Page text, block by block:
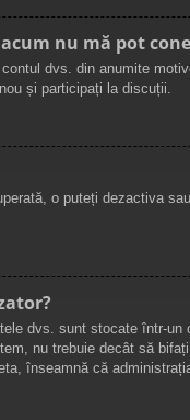
nu mă pot
dvs. din anumite
și participați la discuții.
o puteți dezactiva
dvs. sunt stocate într-
nu trebuie decât să
înseamnă că